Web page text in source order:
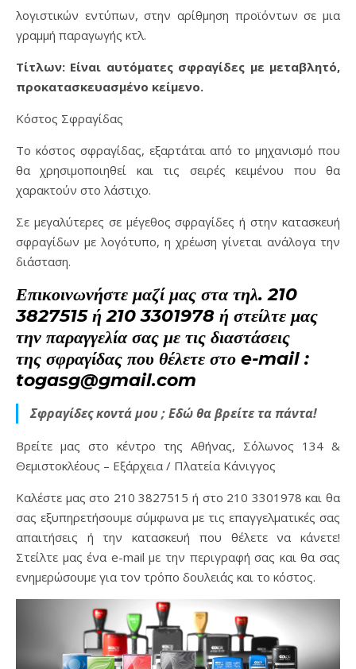
λογιστικών εντύπων, στην αρίθμηση προϊόντων σε μια
γραμμή παραγωγής κτλ.
Τίτλων: Είναι αυτόματες σφραγίδες με μεταβλητό,
προκατασκευασμένο κείμενο.
Κόστος Σφραγίδας
Το κόστος σφραγίδας, εξαρτάται από το μηχανισμό που
θα χρησιμοποιηθεί και τις σειρές κειμένου που θα
χαρακτούν στο λάστιχο.
Σε μεγαλύτερες σε μέγεθος σφραγίδες ή στην κατασκευή
σφραγίδων με λογότυπο, η χρέωση γίνεται ανάλογα την
διάσταση.
Επικοινωνήστε μαζί μας στα τηλ. 210
3827515 ή 210 3301978 ή στείλτε μας
την παραγγελία σας με τις διαστάσεις
της σφραγίδας που θέλετε στο e-mail :
togasg@gmail.com
Σφραγίδες κοντά μου ; Εδώ θα βρείτε τα πάντα!
Βρείτε μας στο κέντρο της Αθήνας, Σόλωνος 134 &
Θεμιστοκλέους – Εξάρχεια / Πλατεία Κάνιγγος
Καλέστε μας στο 210 3827515 ή στο 210 3301978 και θα
σας εξυπηρετήσουμε σύμφωνα με τις επαγγελματικές σας
απαιτήσεις ή την κατασκευή που θέλετε να κάνετε!
Στείλτε μας ένα e-mail με την περιγραφή σας και θα σας
ενημερώσουμε για τον τρόπο δουλειάς και το κόστος.